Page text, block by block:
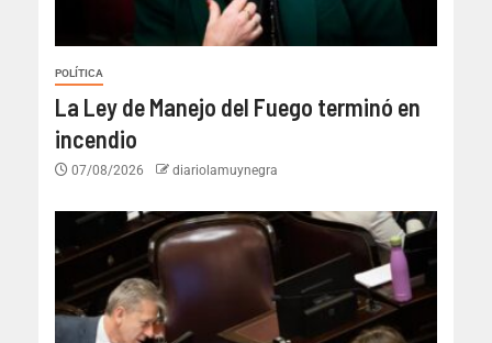
POLÍTICA
La Ley de Manejo del Fuego terminó en
incendio
07/08/2026 diariolamuynegra